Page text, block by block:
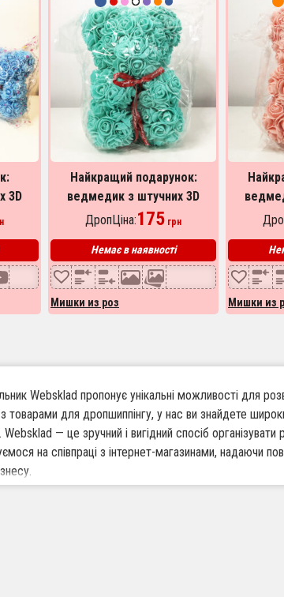
3D
Найкращий подарунок:
ведмедик з штучних 3D
троянд 25 см. Колір:
ДропЦіна:175 грн
Немає в наявності
Мишки из роз Мишки из
Websklad пропонує унікальні можливості для
товарами для дропшиппінгу, у нас ви знайдете
Websklad — це зручний і вигідний спосіб
на співпраці з інтернет-магазинами, надаючи